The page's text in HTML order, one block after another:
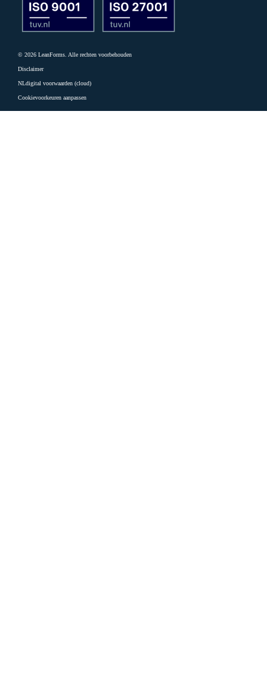
© 2026 LeanForms. Alle rechten voorbehouden
Disclaimer
NLdigital voorwaarden (cloud)
Cookievoorkeuren aanpassen